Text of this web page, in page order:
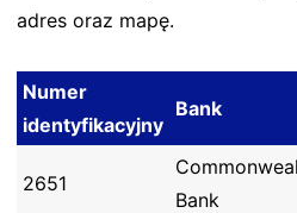
adres oraz mapę.
Numer
identyfikacyjny
Bank
2651
Bank